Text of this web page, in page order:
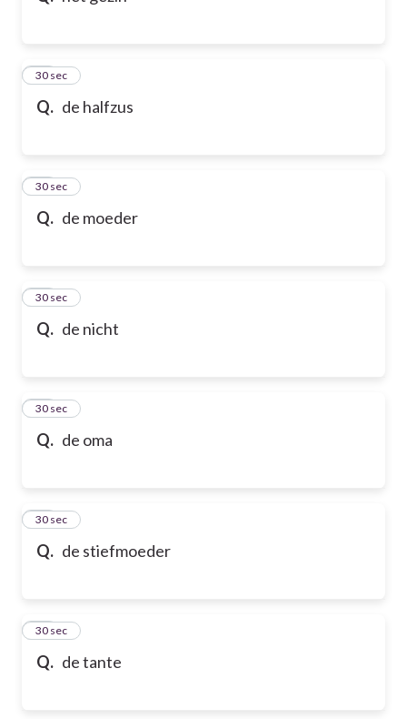
Q. de halfzus
21
30 sec
Q. de moeder
22
30 sec
Q. de nicht
23
30 sec
Q. de oma
24
30 sec
Q. de stiefmoeder
25
30 sec
Q. de tante
26
30 sec